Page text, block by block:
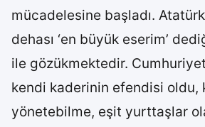
mücadelesine başladı.
dehası ‘en büyük eserim’
ile gözükmektedir.
kendi kaderinin efendisi oldu,
yönetebilme, eşit yurttaşlar